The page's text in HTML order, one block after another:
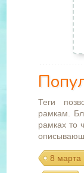
Теги
рамкам.
рамках то
8 марта